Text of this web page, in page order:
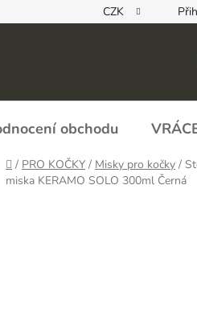
REKLAMAČNÍ
CZK
obchodu
Domů
/ PRO KOČKY / Misky pro kočky /
miska KERAMO SOLO 300ml Černá